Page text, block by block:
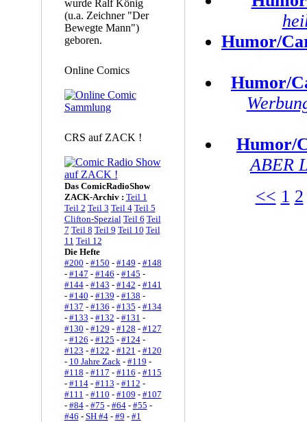
wurde Ralf König
(u.a. Zeichner "Der
Bewegte Mann")
geboren.
Online Comics
CRS auf ZACK !
Das ComicRadioShow
ZACK-Archiv : Teil 1
Teil 2 Teil 3 Teil 4 Teil 5
Clifton-Spezial Teil 6 Teil
7 Teil 8 Teil 9 Teil 10 Teil
11 Teil 12
Die Hefte
#200 - #150 - #149 - #148
- #147 - #146 - #145 -
#144- #143 - #142 - #141
- #140 - #139 - #138 -
#137 - #136 - #135 - #134
- #133 - #132 - #131 -
#130 - #129 - #128 - #127
- #126 - #125 - #124-
#123 - #122 - #121 - #120
- 10 Jahre Zack- #119 -
#118 - #117 - #116 - #115
- #114- #113 - #112 -
#111 - #110 - #109 - #107
- #84- #75 - #64- #55 -
#46 - SH #4- #9 - #1
Humor/
Humor/
Humor/
ABER
<< 1 2